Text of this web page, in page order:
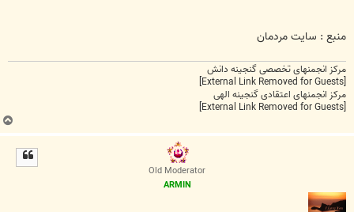
منبع : سايت مردمان
مرکز انجمنهای تخصصی گنجینه دانش
مرکز انجمنهای اعتقادی گنجینه الهی
ب
ا
Old Moderator
ARMIN